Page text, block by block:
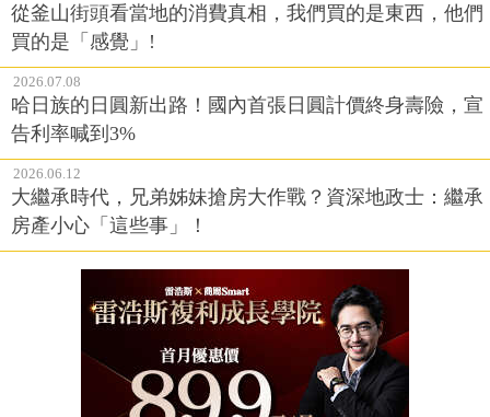
從釜山街頭看當地的消費真相，我們買的是東西，他們
買的是「感覺」!
2026.07.08
哈日族的日圓新出路！國內首張日圓計價終身壽險，宣
告利率喊到3%
2026.06.12
大繼承時代，兄弟姊妹搶房大作戰？資深地政士：繼承
房產小心「這些事」！